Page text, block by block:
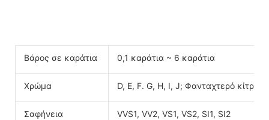
Βάρος σε καράτια 0,1 καράτια ~ 6 καράτια
Χρώμα D, E, F. G, H, I, J; Φανταχτερό
Σαφήνεια VVS1, VV2, VS1, VS2, SI1, SI2